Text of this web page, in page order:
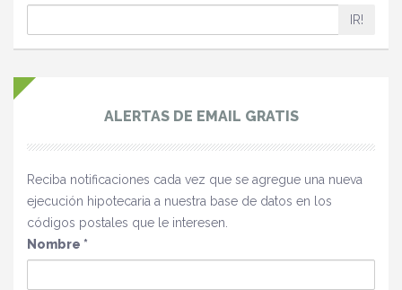
IR!
ALERTAS DE EMAIL GRATIS
Reciba notificaciones cada vez que se agregue una nueva
ejecución hipotecaria a nuestra base de datos en los
códigos postales que le interesen.
Nombre *